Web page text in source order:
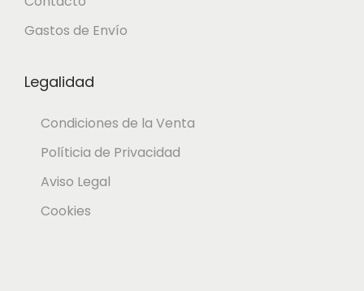
Gastos de Envío
Legalidad
Condiciones de la Venta
Políticia de Privacidad
Aviso Legal
Cookies